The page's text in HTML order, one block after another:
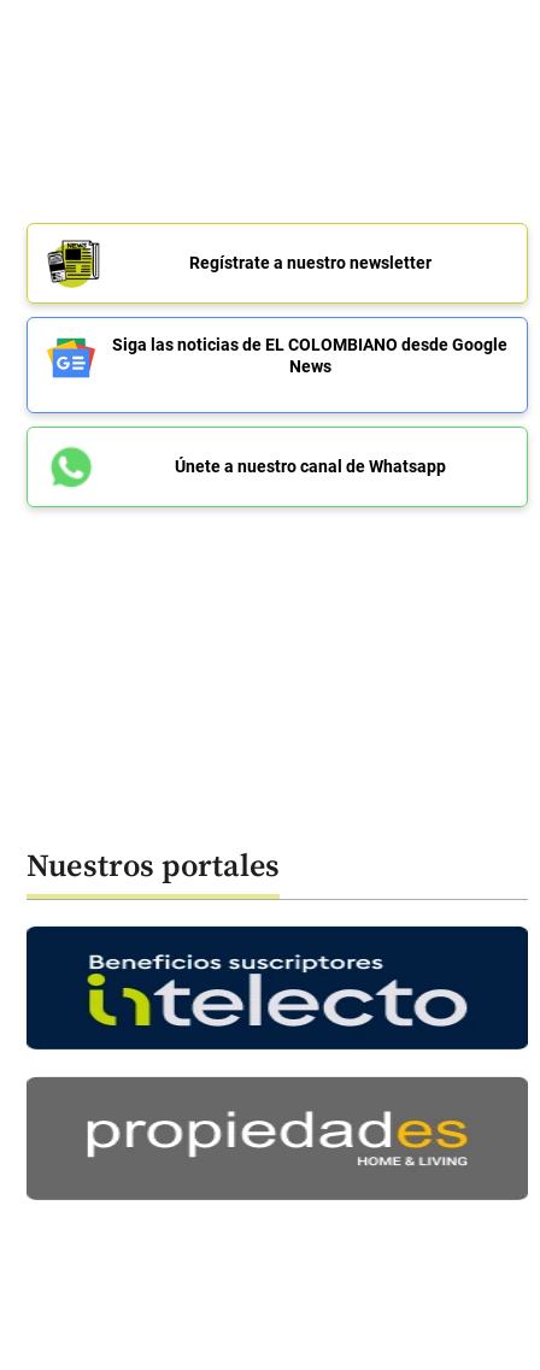
Regístrate a nuestro newsletter
Siga las noticias de EL COLOMBIANO desde Google
News
Únete a nuestro canal de Whatsapp
Nuestros portales